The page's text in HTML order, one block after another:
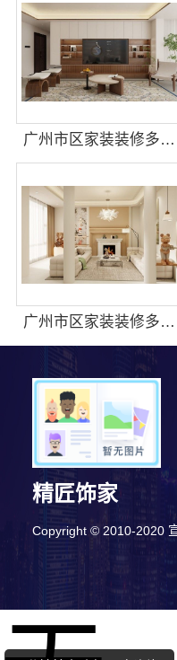
广州市区家装装修多少钱新房，精匠饰家性价比高
广州市区家装装修多少钱新房精匠饰家
精匠饰家
Copyright © 2010-2020
8分钟前 王小姐 正在咨询
10分钟前 钟先生 正在咨询